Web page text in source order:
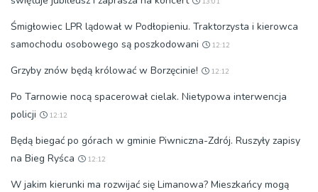
Śmigłowiec LPR lądował w Podłopieniu. Traktorzysta i kierowca
samochodu osobowego są poszkodowani
12:12
Grzyby znów będą królować w Borzęcinie! 12:12
Po Tarnowie nocą spacerował cielak. Nietypowa interwencja
policji
12:12
Będą biegać po górach w gminie Piwniczna-Zdrój. Ruszyły zapisy
na Bieg Ryśca
12:12
W jakim kierunki ma rozwijać się Limanowa? Mieszkańcy mogą